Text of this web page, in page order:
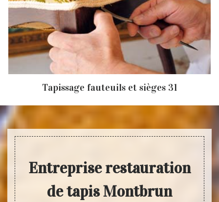
Tapissage fauteuils et sièges 31
Entreprise restauration
de tapis Montbrun